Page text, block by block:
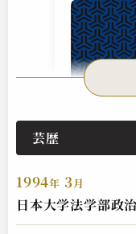
お菊の皿
2023.05.14 |
芸歴
1994年 3月
日本大学法学部政